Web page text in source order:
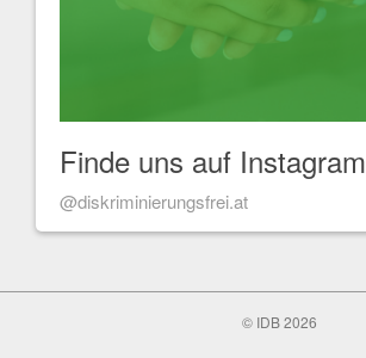
Finde uns auf Instagram
@diskriminierungsfrei.at
© IDB 2026